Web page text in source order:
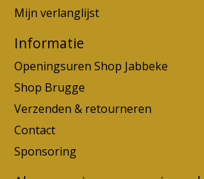
Mijn verlanglijst
Informatie
Openingsuren Shop Jabbeke
Shop Brugge
Verzenden & retourneren
Contact
Sponsoring